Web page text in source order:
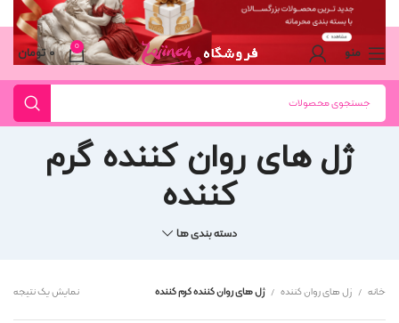
منو 0 ۰ تومان
ژل های روان کننده گرم
کننده
دسته بندی ها
خانه ژل های روان کننده ژل های روان کننده گرم کننده نمایش یک نتیجه